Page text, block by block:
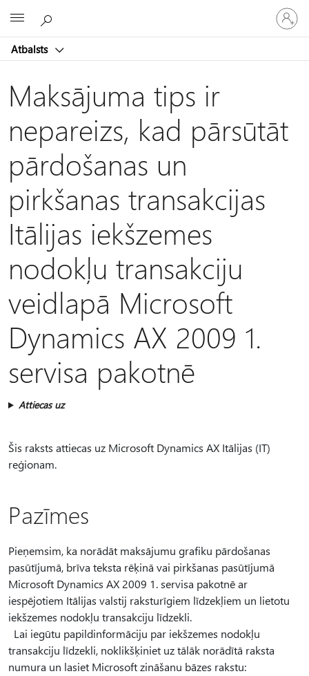
Atbalsts
savā
kontā
Maksājuma tips ir
nepareizs, kad pārsūtāt
pārdošanas un
pirkšanas transakcijas
Itālijas iekšzemes
nodokļu transakciju
veidlapā Microsoft
Dynamics AX 2009 1.
servisa pakotnē
Attiecas uz
Šis raksts attiecas uz Microsoft Dynamics AX Itālijas (IT)
reģionam.
Pazīmes
Pieņemsim, ka norādāt maksājumu grafiku pārdošanas
pasūtījumā, brīva teksta rēķinā vai pirkšanas pasūtījumā
Microsoft Dynamics AX 2009 1. servisa pakotnē ar
iespējotiem Itālijas valstij raksturīgiem līdzekļiem un lietotu
iekšzemes nodokļu transakciju līdzekli.
Lai iegūtu papildinformāciju par iekšzemes nodokļu
transakciju līdzekli, noklikšķiniet uz tālāk norādītā raksta
numura un lasiet Microsoft zināšanu bāzes rakstu: